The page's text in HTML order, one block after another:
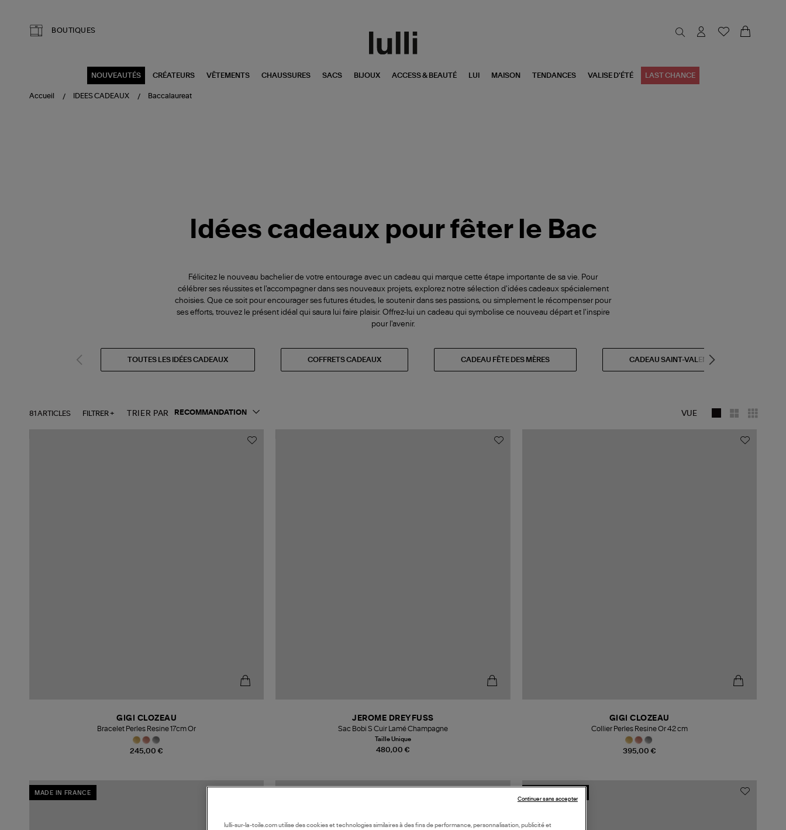
BOUTIQUES
NOUVEAUTÉS CRÉATEURS VÊTEMENTS CHAUSSURES SACS BIJOUX ACCESS & BEAUTÉ LUI MAISON TENDANCES VALISE D'ÉTÉ LAST CHANCE
Accueil IDEES CADEAUX Baccalaureat
Idées cadeaux pour fêter le Bac
Félicitez le nouveau bachelier de votre entourage avec un cadeau qui marque cette étape importante de sa vie. Pour
célébrer ses réussites et l'accompagner dans ses nouveaux projets, explorez notre sélection d'idées cadeaux spécialement
choisies. Que ce soit pour encourager ses futures études, le soutenir dans ses passions, ou simplement le récompenser pour
ses efforts, trouvez le présent idéal qui saura lui faire plaisir. Offrez-lui un cadeau qui symbolise ce nouveau départ et l'inspire
pour l'avenir.
TOUTES LES IDÉES CADEAUX COFFRETS CADEAUX CADEAU FÊTE DES MÈRES CADEAU SAINT-VALENTIN
81 ARTICLES FILTRER + TRIER PAR VUE
245,00 €
GIGI CLOZEAU
Bracelet Perles Resine 17cm Or
480,00 €
JEROME DREYFUSS
Sac Bobi S Cuir Lamé Champagne
Taille Unique
395,00 €
GIGI CLOZEAU
Collier Perles Resine Or 42 cm
MADE IN FRANCE
lulli-sur-la-toile.com utilise des cookies et technologies similaires à des fins de performance, personnalisation, publicité et
Continuer sans accepter